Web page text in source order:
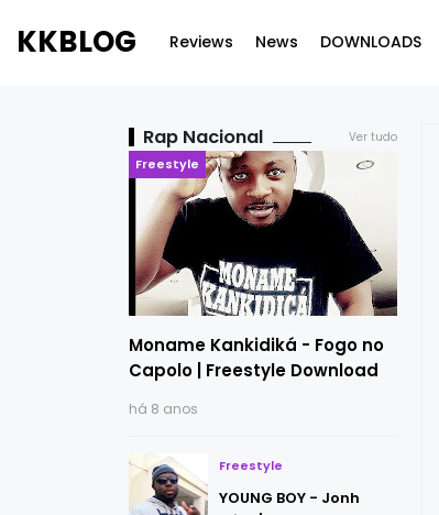
KKBLOG Reviews News DOWNLOADS
Rap Nacional Ver tudo
Freestyle
Moname Kankidiká - Fogo no
Capolo | Freestyle Download
há 8 anos
Freestyle
YOUNG BOY - Jonh